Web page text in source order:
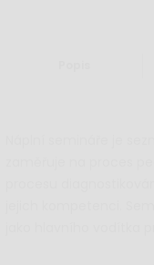
Náplní semináře je
zaměřuje na proces
procesu
jejich kompetenci.
jako hlavního vodítka